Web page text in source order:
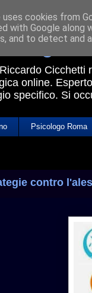
Cicchetti
online.
specifico. Si
Psicologo Roma
contro
uses cookies from
with Google
and to detect and